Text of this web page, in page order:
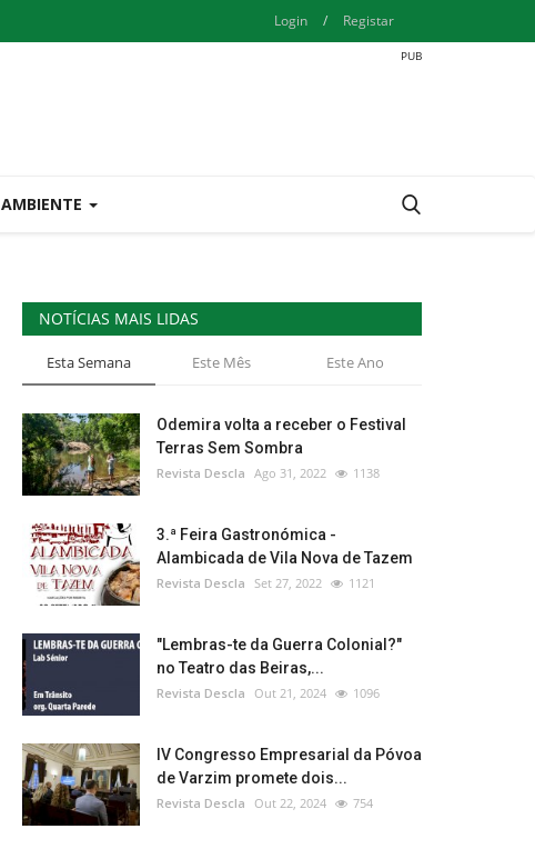
Login / Registar
AMBIENTE
NOTÍCIAS MAIS LIDAS
Esta Semana Este Mês Este Ano
Odemira volta a receber o Festival
Terras Sem Sombra
Revista Descla Ago 31, 2022 1138
3.ª Feira Gastronómica -
Alambicada de Vila Nova de Tazem
Revista Descla Set 27, 2022 1121
"Lembras-te da Guerra Colonial?"
no Teatro das Beiras,...
Revista Descla Out 21, 2024 1096
IV Congresso Empresarial da Póvoa
de Varzim promete dois...
Revista Descla Out 22, 2024 754